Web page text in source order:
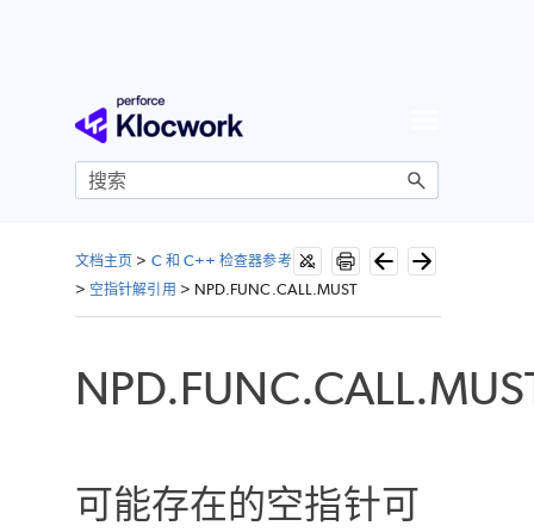
跳到主内容
文档主页 > C 和 C++ 检查器参考
> 空指针解引用 > NPD.FUNC.CALL.MUST
可能存在的空指针可